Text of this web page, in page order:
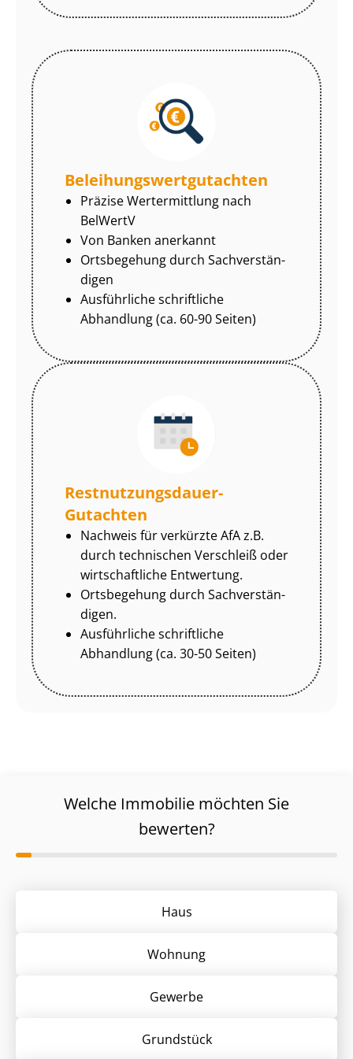
Be­lei­hungs­wert­gut­ach­ten
Präzise Wertermittlung nach
BelWertV
Von Banken anerkannt
Ortsbegehung durch Sach­ver­stän­
di­gen
Ausführliche schriftliche
Abhandlung (ca. 60-90 Seiten)
Rest­nut­zungs­dau­er-
Gutachten
Nachweis für verkürzte AfA z.B.
durch technischen Verschleiß oder
wirtschaftliche Entwertung.
Ortsbegehung durch Sach­ver­stän­
di­gen.
Ausführliche schriftliche
Abhandlung (ca. 30-50 Seiten)
Welche Immobilie möchten Sie
bewerten?
Haus
Wohnung
Gewerbe
Grund­stück